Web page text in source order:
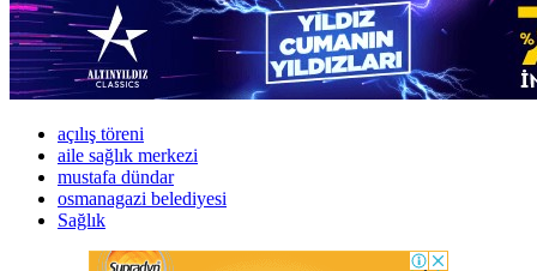
açılış töreni
aile sağlık merkezi
mustafa dündar
osmanagazi belediyesi
Sağlık